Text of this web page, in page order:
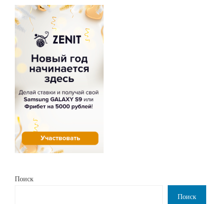
Поиск
Поиск